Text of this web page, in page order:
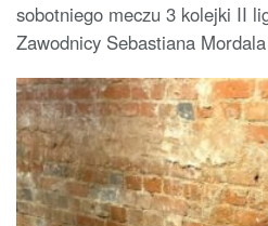
sobotniego meczu 3 kolejki II
Zawodnicy Sebastiana